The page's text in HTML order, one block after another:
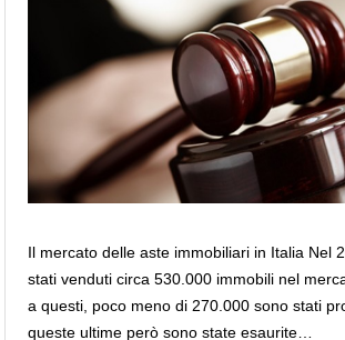
Il mercato delle aste immobiliari in Italia Nel
stati venduti circa 530.000 immobili nel
a questi, poco meno di 270.000 sono stati
queste ultime però sono state esaurite…